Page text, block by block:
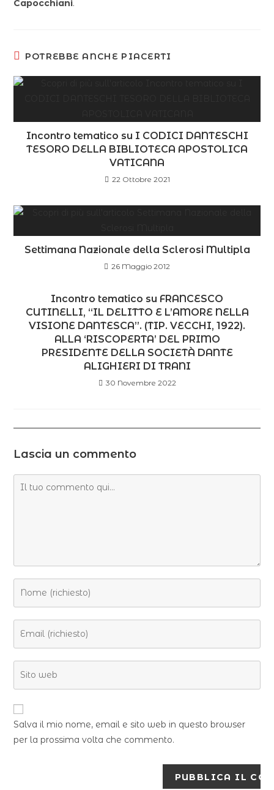
Capocchiani.
POTREBBE ANCHE PIACERTI
Incontro tematico su I CODICI DANTESCHI
TESORO DELLA BIBLIOTECA APOSTOLICA
VATICANA
22 Ottobre 2021
Settimana Nazionale della Sclerosi Multipla
26 Maggio 2012
Incontro tematico su FRANCESCO
CUTINELLI, “IL DELITTO E L’AMORE NELLA
VISIONE DANTESCA”. (TIP. VECCHI, 1922).
ALLA ‘RISCOPERTA’ DEL PRIMO
PRESIDENTE DELLA SOCIETÀ DANTE
ALIGHIERI DI TRANI
30 Novembre 2022
Lascia un commento
Salva il mio nome, email e sito web in questo browser
per la prossima volta che commento.